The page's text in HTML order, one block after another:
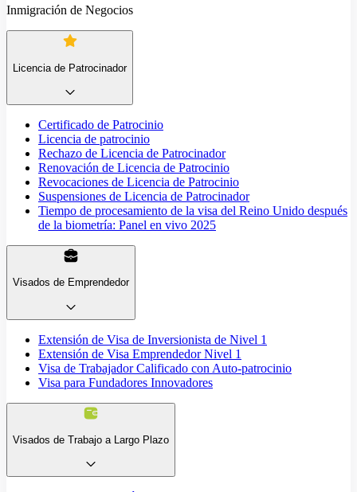
Inmigración de Negocios
Licencia de Patrocinador
Certificado de Patrocinio
Licencia de patrocinio
Rechazo de Licencia de Patrocinador
Renovación de Licencia de Patrocinio
Revocaciones de Licencia de Patrocinio
Suspensiones de Licencia de Patrocinador
Tiempo de procesamiento de la visa del Reino Unido después
de la biometría: Panel en vivo 2025
Visados de Emprendedor
Extensión de Visa de Inversionista de Nivel 1
Extensión de Visa Emprendedor Nivel 1
Visa de Trabajador Calificado con Auto-patrocinio
Visa para Fundadores Innovadores
Visados de Trabajo a Largo Plazo